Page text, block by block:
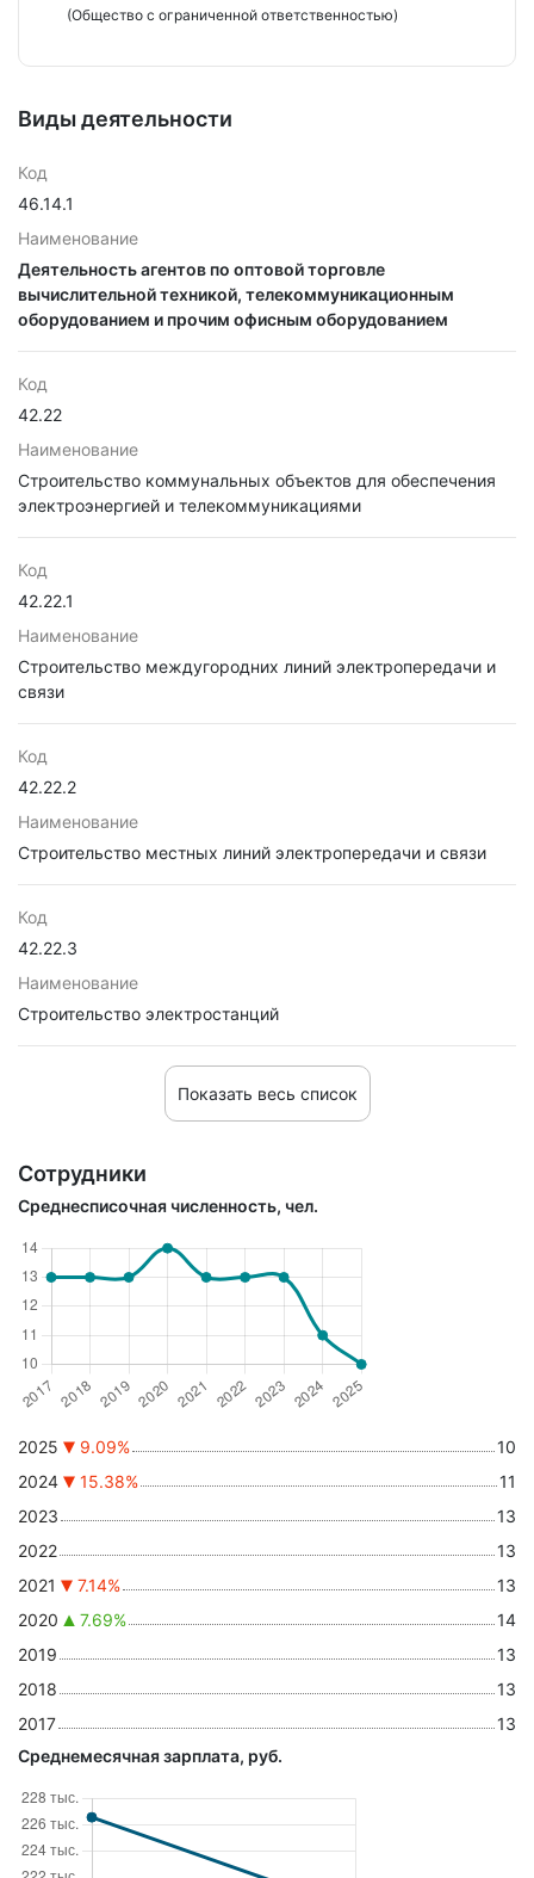
(Общество с ограниченной ответственностью)
Виды деятельности
Код
46.14.1
Наименование
Деятельность агентов по оптовой торговле
вычислительной техникой, телекоммуникационным
оборудованием и прочим офисным оборудованием
Код
42.22
Наименование
Строительство коммунальных объектов для обеспечения
электроэнергией и телекоммуникациями
Код
42.22.1
Наименование
Строительство междугородних линий электропередачи и
связи
Код
42.22.2
Наименование
Строительство местных линий электропередачи и связи
Код
42.22.3
Наименование
Строительство электростанций
Показать весь список
Сотрудники
Среднесписочная численность, чел.
2025 9.09%
10
2024
15.38%
11
2023
13
2022
13
2021
7.14%
13
2020
7.69%
14
2019
13
2018
13
2017
13
Среднемесячная зарплата, руб.